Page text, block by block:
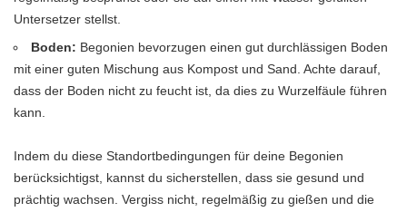
Untersetzer stellst.
Boden: Begonien bevorzugen einen gut durchlässigen Boden
mit einer guten Mischung aus Kompost und Sand. Achte darauf,
dass der Boden nicht zu feucht ist, da dies zu Wurzelfäule führen
kann.
Indem du diese Standortbedingungen für deine Begonien
berücksichtigst, kannst du sicherstellen, dass sie gesund und
prächtig wachsen. Vergiss nicht, regelmäßig zu gießen und die